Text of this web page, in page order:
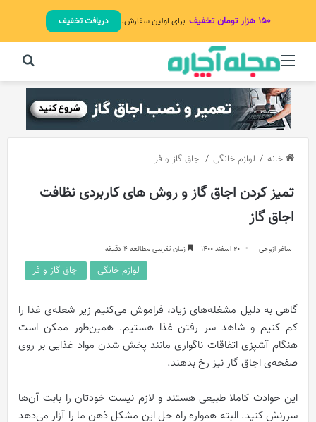
۱۵۰ هزار تومان تخفیف | برای اولین سفارش. دریافت تخفیف
منو
خانه / لوازم خانگی / اجاق گاز و فر
تمیز کردن اجاق‌ گاز و روش های کاربردی نظافت
اجاق گاز
ساغر ازوجی 20 اسفند 1400 زمان تقریبی مطالعه 4 دقیقه
لوازم خانگی اجاق گاز و فر
گاهی به دليل مشغله‌های زیاد، فراموش می‌کنیم زیر شعله‌ی غذا را
کم کنیم و شاهد سر رفتن غذا هستیم. همین‌طور ممکن است
هنگام آشپزی اتفاقات ناگواری مانند پخش شدن مواد غذایی بر روی
صفحه‌ی اجاق‌ گاز نیز رخ بدهند.
این حوادث کاملا طبیعی هستند و لازم نیست خودتان را بابت آن‌ها
سرزنش کنید. البته همواره راه حل این مشکل ذهن ما را آزار می‌دهد